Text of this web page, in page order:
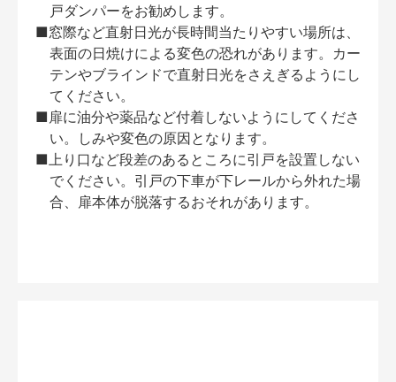
戸ダンパーをお勧めします。
■窓際など直射日光が長時間当たりやすい場所は、
表面の日焼けによる変色の恐れがあります。カー
テンやブラインドで直射日光をさえぎるようにし
てください。
■扉に油分や薬品など付着しないようにしてくださ
い。しみや変色の原因となります。
■上り口など段差のあるところに引戸を設置しない
でください。引戸の下車が下レールから外れた場
合、扉本体が脱落するおそれがあります。